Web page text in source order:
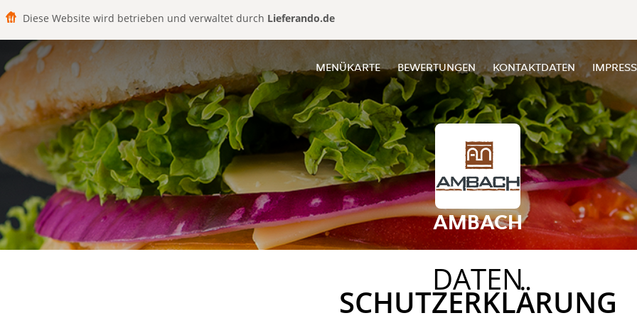
Diese Website wird betrieben und verwaltet durch Lieferando.de
MENÜKARTE BEWERTUNGEN KONTAKTDATEN
AMBACH
DATEN
SCHUTZERKLÄRUNG